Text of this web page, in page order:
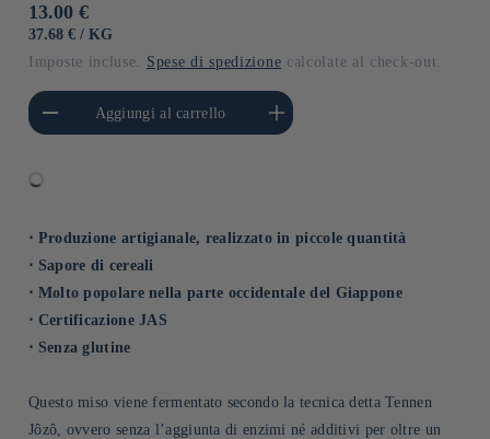
Prezzo
di
13.00 €
PREZZO
37.68 € / PER
KG
Imposte incluse. Spese di spedizione calcolate al check-out.
quantità per Default
Title
Aggiungi al carrello
Aumenta quantità per Default
Title
⋅ Produzione artigianale, realizzato in piccole quantità
⋅ Sapore di cereali
⋅ Molto popolare nella parte occidentale del Giappone
⋅ Certificazione JAS
⋅ Senza glutine
Questo miso viene fermentato secondo la tecnica detta Tennen
Jôzô, ovvero senza l’aggiunta di enzimi né additivi per oltre un